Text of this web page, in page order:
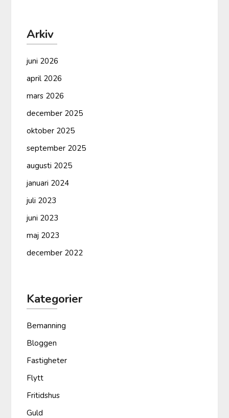
Arkiv
juni 2026
april 2026
mars 2026
december 2025
oktober 2025
september 2025
augusti 2025
januari 2024
juli 2023
juni 2023
maj 2023
december 2022
Kategorier
Bemanning
Bloggen
Fastigheter
Flytt
Fritidshus
Guld